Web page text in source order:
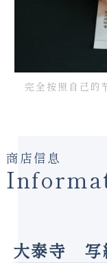
完全按照自己的
商店信息
大泰寺 写